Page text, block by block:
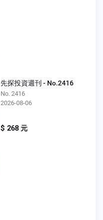
先探投資週刊 - No.2416
No. 2416
2026-08-06
$ 268 元